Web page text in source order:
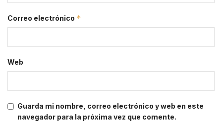
Correo electrónico *
Web
Guarda mi nombre, correo electrónico y web en este
navegador para la próxima vez que comente.